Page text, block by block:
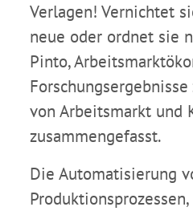
Verlagen! Vernichtet
neue oder ordnet sie
Pinto,
von Arbeitsmarkt und
zusammengefasst.
Die Automatisierung